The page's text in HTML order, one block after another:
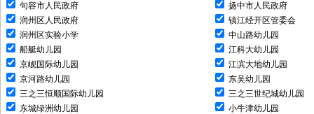
句容市人民政府
扬中市人民政府
润州区人民政府
镇江经开区管委会
润州区实验小学
中山路幼儿园
船艇幼儿园
江科大幼儿园
京岘国际幼儿园
江滨大地幼儿园
京河路幼儿园
东吴幼儿园
三之三恒顺国际幼儿园
三之三世纪城幼儿园
东城绿洲幼儿园
小牛津幼儿园